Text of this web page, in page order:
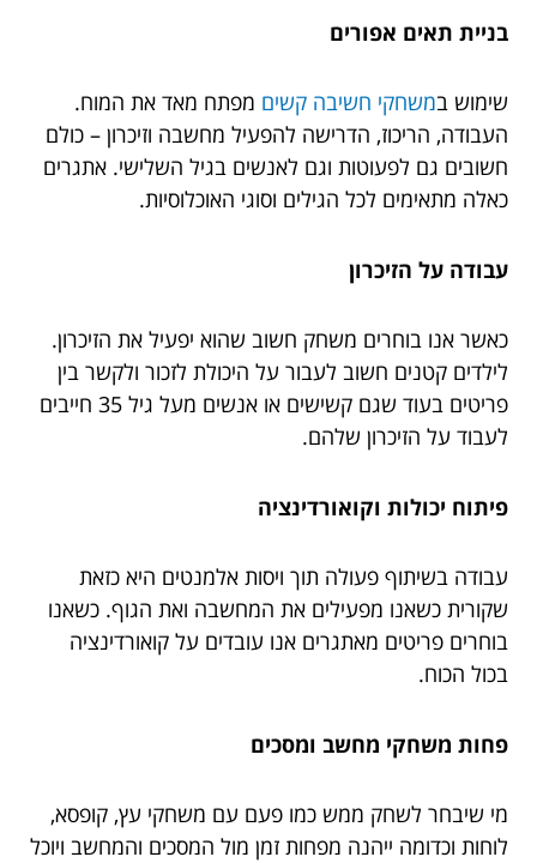
בניית תאים אפורים
שימוש במשחקי חשיבה קשים מפתח מאד את המוח.
העבודה, הריכוז, הדרישה להפעיל מחשבה וזיכרון – כולם
חשובים גם לפעוטות וגם לאנשים בגיל השלישי. אתגרים
כאלה מתאימים לכל הגילים וסוגי האוכלוסיות.
עבודה על הזיכרון
כאשר אנו בוחרים משחק חשוב שהוא יפעיל את הזיכרון.
לילדים קטנים חשוב לעבור על היכולת לזכור ולקשר בין
פריטים בעוד שגם קשישים או אנשים מעל גיל 35 חייבים
לעבוד על הזיכרון שלהם.
פיתוח יכולות וקואורדינציה
עבודה בשיתוף פעולה תוך ויסות אלמנטים היא כזאת
שקורית כשאנו מפעילים את המחשבה ואת הגוף. כשאנו
בוחרים פריטים מאתגרים אנו עובדים על קואורדינציה
בכול הכוח.
פחות משחקי מחשב ומסכים
מי שיבחר לשחק ממש כמו פעם עם משחקי עץ, קופסא,
לוחות וכדומה ייהנה מפחות זמן מול המסכים והמחשב ויוכל